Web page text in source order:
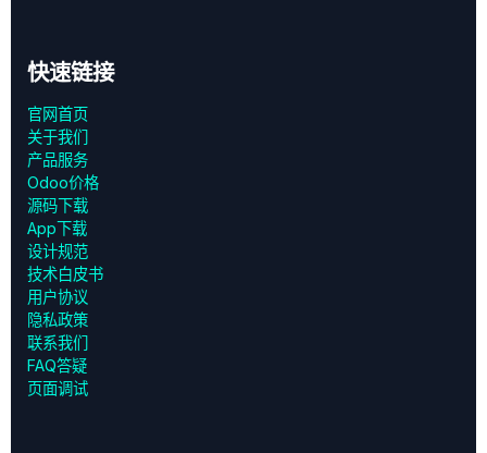
快速链接
官网首页
关于我们
产品服务
Odoo价格
源码下载
App下载
设计规范
技术白皮书
用户协议
‎隐私政策‎
联系我们
FAQ答疑
页面调试